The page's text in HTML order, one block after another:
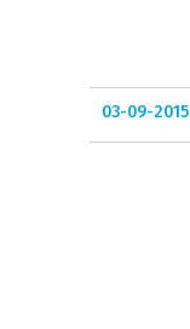
03-09-2015